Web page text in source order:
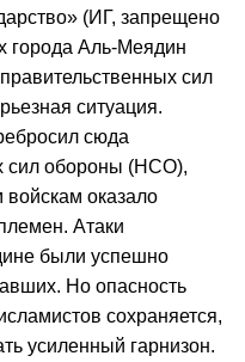
(ИГ, запрещено
города Аль-Меядин
сил
ситуация.
сюда
сил обороны (НСО),
оказало
Атаки
были успешно
Но опасность
сохраняется,
усиленный гарнизон.